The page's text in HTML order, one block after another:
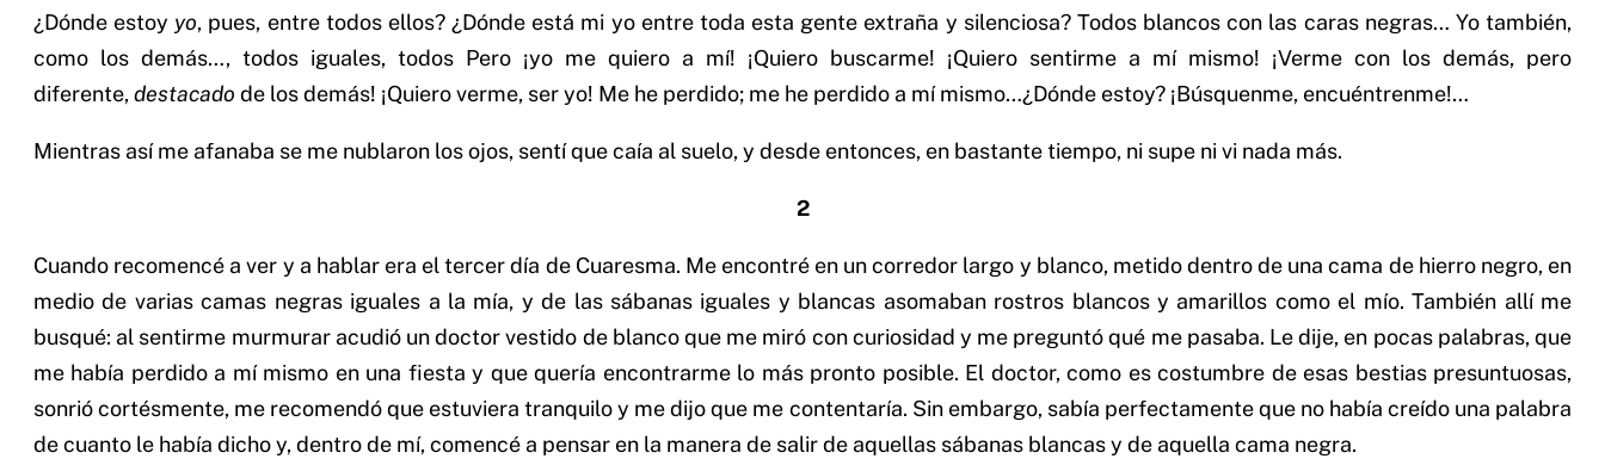
¿Dónde estoy yo, pues, entre todos ellos? ¿Dónde está mi yo entre toda esta gente extraña y silenciosa? Todos blancos con las caras negras… Yo también,
como los demás…, todos iguales, todos Pero ¡yo me quiero a mí! ¡Quiero buscarme! ¡Quiero sentirme a mí mismo! ¡Verme con los demás, pero
diferente,destacado de los demás! ¡Quiero verme, ser yo! Me he perdido; me he perdido a mí mismo…¿Dónde estoy? ¡Búsquenme, encuéntrenme!…
Mientras así me afanaba se me nublaron los ojos, sentí que caía al suelo, y desde entonces, en bastante tiempo, ni supe ni vi nada más.
2
Cuando recomencé a ver y a hablar era el tercer día de Cuaresma. Me encontré en un corredor largo y blanco, metido dentro de una cama de hierro negro, en
medio de varias camas negras iguales a la mía, y de las sábanas iguales y blancas asomaban rostros blancos y amarillos como el mío. También allí me
busqué: al sentirme murmurar acudió un doctor vestido de blanco que me miró con curiosidad y me preguntó qué me pasaba. Le dije, en pocas palabras, que
me había perdido a mí mismo en una fiesta y que quería encontrarme lo más pronto posible. El doctor, como es costumbre de esas bestias presuntuosas,
sonrió cortésmente, me recomendó que estuviera tranquilo y me dijo que me contentaría. Sin embargo, sabía perfectamente que no había creído una palabra
de cuanto le había dicho y, dentro de mí, comencé a pensar en la manera de salir de aquellas sábanas blancas y de aquella cama negra.